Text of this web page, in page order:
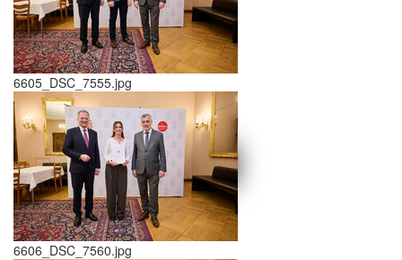
schließen X
<< >>
6605_DSC_7555.jpg
6606_DSC_7560.jpg